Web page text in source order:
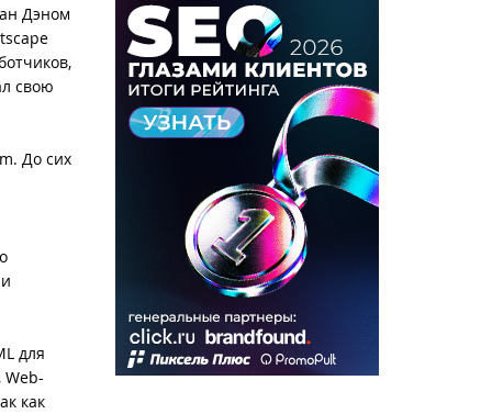
Дэном
свою
До сих
для
Web-
как